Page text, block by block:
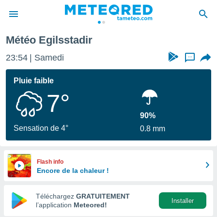
de
par
en
Météo Egilsstadir
23:54 Samedi ...
Pluie faible
7°
Sensation de 4°
90%
0.8 mm
Flash info
Encore de la chaleur !
Téléchargez GRATUITEMENT
l’application Meteored!
Installer